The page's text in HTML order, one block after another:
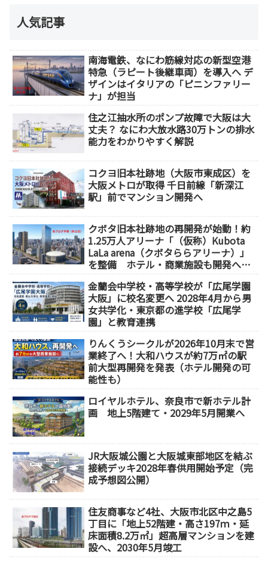
人気記事
南海電鉄、なにわ筋線対応の新型空港
特急（ラピート後継車両）を導入へ デ
ザインはイタリアの「ピニンファリー
ナ」が担当
住之江抽水所のポンプ故障で大阪は大
丈夫？ なにわ大放水路30万トンの排水
能力をわかりやすく解説
コクヨ旧本社跡地（大阪市東成区）を
大阪メトロが取得 千日前線「新深江
駅」前でマンション開発へ
クボタ旧本社跡地の再開発が始動！約
1.25万人アリーナ「（仮称）Kubota
LaLa arena（クボタららアリーナ）」
を整備 ホテル・商業施設も開発へ
金蘭会中学校・高等学校が「広尾学園
大阪」に校名変更へ 2028年4月から男
女共学化・東京都の進学校「広尾学
園」と教育連携
りんくうシークルが2026年10月末で営
業終了へ！大和ハウスが約7万㎡の駅
前大型再開発を発表（ホテル開発の可
能性も）
ロイヤルホテル、奈良市で新ホテル計
画 地上5階建て・2029年5月開業へ
JR大阪城公園と大阪城東部地区を結ぶ
接続デッキ2028年春供用開始予定（完
成予想図公開）
住友商事など4社、大阪市北区中之島5
丁目に「地上52階建・高さ197ｍ・延
床面積8.2万㎡」超高層マンションを建
設へ、2030年5月竣工